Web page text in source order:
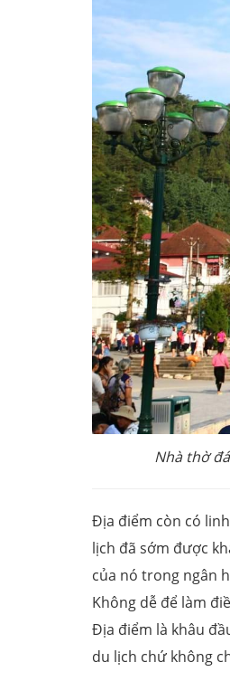
Nhà thờ
Địa điểm còn có
lịch đã sớm được
của nó trong ngân
Không dễ để làm
Địa điểm là khâu
du lịch chứ không